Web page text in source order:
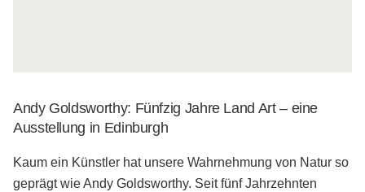
Andy Goldsworthy: Fünfzig Jahre Land Art – eine
Ausstellung in Edinburgh
Kaum ein Künstler hat unsere Wahrnehmung von Natur so
geprägt wie Andy Goldsworthy. Seit fünf Jahrzehnten